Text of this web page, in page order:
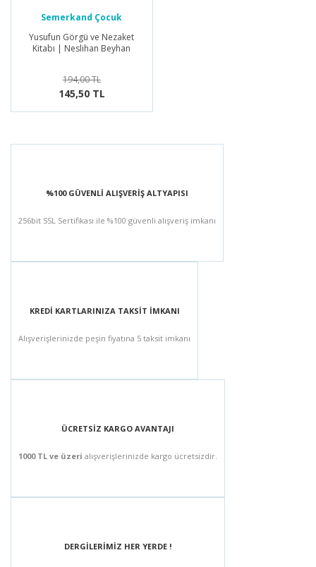
Semerkand Çocuk
Yayınları
Yusufun Görgü ve Nezaket
Kitabı | Neslihan Beyhan
194,00 TL
145,50 TL
%100 GÜVENLİ ALIŞVERİŞ ALTYAPISI
256bit SSL Sertifikası ile %100 güvenli alışveriş imkanı
KREDİ KARTLARINIZA TAKSİT İMKANI
Alışverişlerinizde peşin fiyatına 5 taksit imkanı
ÜCRETSİZ KARGO AVANTAJI
1000 TL ve üzeri alışverişlerinizde kargo ücretsizdir.
DERGİLERİMİZ HER YERDE !